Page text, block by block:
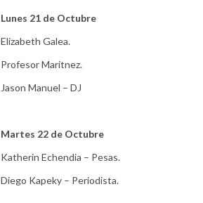
Lunes 21 de Octubre
Elizabeth Galea.
Profesor Maritnez.
Jason Manuel – DJ
Martes 22 de Octubre
Katherin Echendia – Pesas.
Diego Kapeky – Periodista.